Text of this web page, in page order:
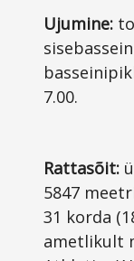
Ujumine:
7.00.
Rattasõit:
5847
31 korda
ametlikult